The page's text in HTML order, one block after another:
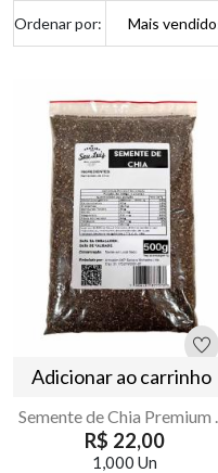
Ordenar por:
Adicionar ao carrinho
R$ 22,00
1,000 Un